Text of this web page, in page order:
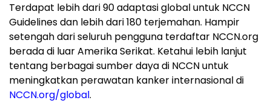
Terdapat lebih dari 90 adaptasi global untuk NCCN
Guidelines dan lebih dari 180 terjemahan. Hampir
setengah dari seluruh pengguna terdaftar NCCN.org
berada di luar Amerika Serikat. Ketahui lebih lanjut
tentang berbagai sumber daya di NCCN untuk
meningkatkan perawatan kanker internasional di
NCCN.org/global.